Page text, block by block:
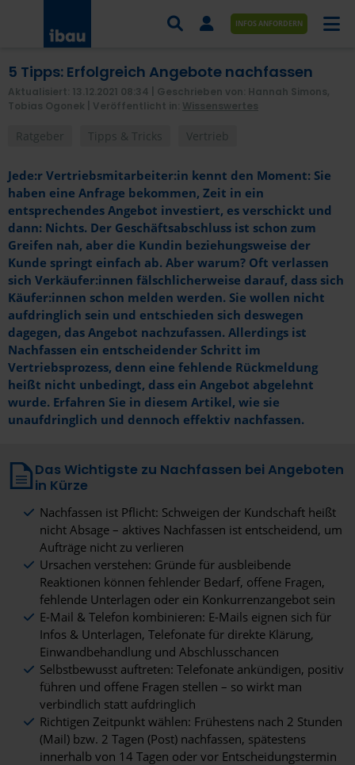
AUFTRÄGE NACH BRANCHE
AUFTRÄGE NACH ORT
AKADEMIE
ÜBER UNS
KONTAKT
INFOS ANFORDERN
5 Tipps: Erfolgreich Angebote nachfassen
Aktualisiert: 13.12.2021 08:34
| Geschrieben von: Hannah Simons,
Tobias Ogonek |
Veröffentlicht in: Wissenswertes
Ratgeber Tipps & Tricks Vertrieb
Jede:r Vertriebsmitarbeiter:in kennt den Moment: Sie
haben eine Anfrage bekommen, Zeit in ein
entsprechendes Angebot investiert, es verschickt und
dann: Nichts. Der Geschäftsabschluss ist schon zum
Greifen nah, aber die Kundin beziehungsweise der
Kunde springt einfach ab. Aber warum? Oft verlassen
sich Verkäufer:innen fälschlicherweise darauf, dass sich
Käufer:innen schon melden werden. Sie wollen nicht
aufdringlich sein und entschieden sich deswegen
dagegen, das Angebot nachzufassen. Allerdings ist
Nachfassen ein entscheidender Schritt im
Vertriebsprozess, denn eine fehlende Rückmeldung
heißt nicht unbedingt, dass ein Angebot abgelehnt
wurde. Erfahren Sie in diesem Artikel, wie sie
unaufdringlich und dennoch effektiv nachfassen.
Das Wichtigste zu Nachfassen bei Angeboten
in Kürze
Nachfassen ist Pflicht: Schweigen der Kundschaft heißt
nicht Absage – aktives Nachfassen ist entscheidend, um
Aufträge nicht zu verlieren
Ursachen verstehen: Gründe für ausbleibende
Reaktionen können fehlender Bedarf, offene Fragen,
fehlende Unterlagen oder ein Konkurrenzangebot sein
E-Mail & Telefon kombinieren: E-Mails eignen sich für
Infos & Unterlagen, Telefonate für direkte Klärung,
Einwandbehandlung und Abschlusschancen
Selbstbewusst auftreten: Telefonate ankündigen, positiv
führen und offene Fragen stellen – so wirkt man
verbindlich statt aufdringlich
Richtigen Zeitpunkt wählen: Frühestens nach 2 Stunden
(Mail) bzw. 2 Tagen (Post) nachfassen, spätestens
innerhalb von 14 Tagen oder vor Entscheidungstermin